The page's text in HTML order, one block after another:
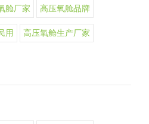
舱厂家 高压氧舱品牌
用 高压氧舱生产厂家